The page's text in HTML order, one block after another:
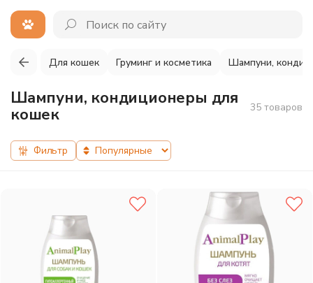
Для кошек Груминг и косметика Шампуни,
Шампуни, кондиционеры для
кошек
35 товаров
Фильтр